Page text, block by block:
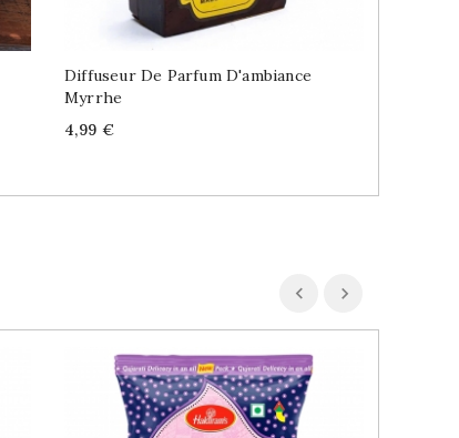
Diffuseur De Parfum D'ambiance
Myrrhe
Price
4,99 €